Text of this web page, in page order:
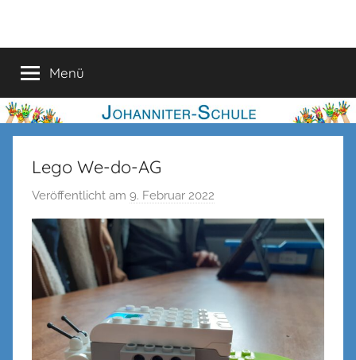
Schule
Menü
Lego We-do-AG
Veröffentlicht am 9. Februar 2022
o
n
n
e
k